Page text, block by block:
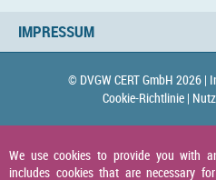
IMPRESSUM
© DVGW CERT GmbH 2026 |
Cookie-Richtlinie |
We use cookies to provide you with
includes cookies that are necessary